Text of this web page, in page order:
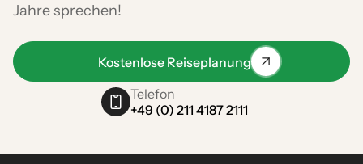
Jahre sprechen!
Kostenlose Reiseplanung
Telefon
+49 (0) 211 4187 2111